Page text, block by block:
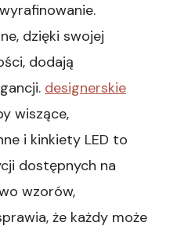
dzięki swojej
dodają
designerskie
wiszące,
i kinkiety LED to
dostępnych na
wzorów,
że każdy może